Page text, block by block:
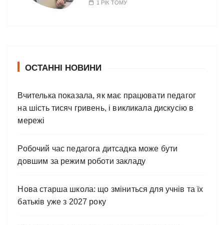
1 РІК ТОМУ
ОСТАННІ НОВИНИ
Вчителька показала, як має працювати педагог
на шість тисяч гривень, і викликала дискусію в
мережі
Робочий час педагога дитсадка може бути
довшим за режим роботи закладу
Нова старша школа: що зміниться для учнів та їх
батьків уже з 2027 року